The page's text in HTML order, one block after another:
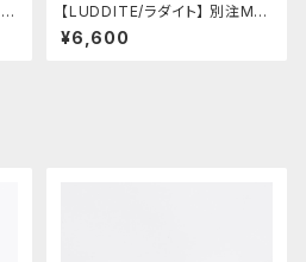
【LUDDITE/ラダイト】 別注MAY
Aレザーボートペンケース (ター
キーブルー)
¥6,600